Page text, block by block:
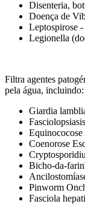
Disenteria,
Doença de
Leptospirose
Legionella
Filtra agentes
pela água, incluindo:
Giardia
Equinococose
Coenorose
Bicho-da-
Pinworm
Fasciola